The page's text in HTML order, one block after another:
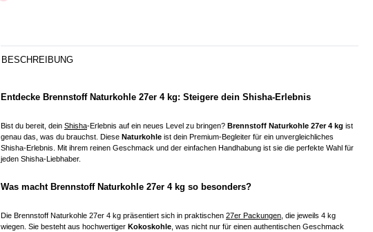
BESCHREIBUNG
Entdecke Brennstoff Naturkohle 27er 4 kg: Steigere dein Shisha-Erlebnis
Bist du bereit, dein Shisha-Erlebnis auf ein neues Level zu bringen? Brennstoff Naturkohle 27er 4 kg ist
genau das, was du brauchst. Diese Naturkohle ist dein Premium-Begleiter für ein unvergleichliches
Shisha-Erlebnis. Mit ihrem reinen Geschmack und der einfachen Handhabung ist sie die perfekte Wahl für
jeden Shisha-Liebhaber.
Was macht Brennstoff Naturkohle 27er 4 kg so besonders?
Die Brennstoff Naturkohle 27er 4 kg präsentiert sich in praktischen 27er Packungen , die jeweils 4 kg
wiegen. Sie besteht aus hochwertiger Kokoskohle , was nicht nur für einen authentischen Geschmack